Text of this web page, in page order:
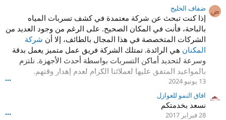
ض ضفاف الخليج
إذا كنت تبحث عن شركة معتمدة في كشف تسربات المياه
بالباحة، فأنت في المكان الصحيح. على الرغم من وجود العديد من
الشركات المتخصصة في هذا المجال بالطائف، إلا أن شركة
المكنان هي الرائدة. تمتلك الشركة فريق عمل متميز يعمل بدقة
وسرعة لتحديد أماكن التسربات بواسطة أحدث الأجهزة. نلتزم
بالمواعيد المتفق عليها لعملائنا الكرام لعدم إهدار وقتهم.
13 يونيو 2024 •••
افاق النمو للعوازل
نسعد بخدمتكم
28 فبراير 2017 •••